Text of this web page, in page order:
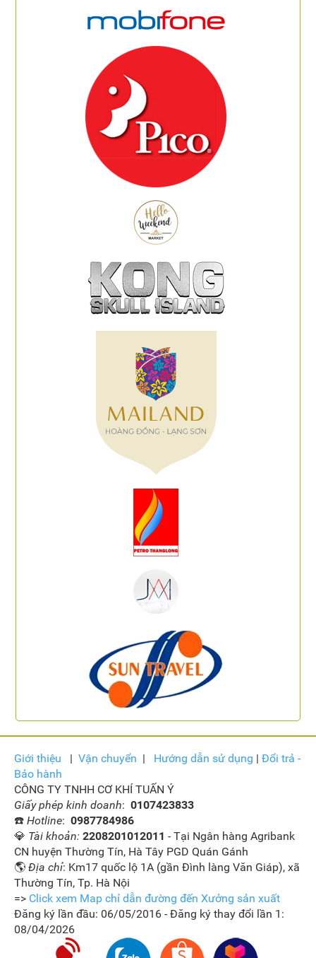
Giới thiệu | Vận chuyển | Hướng dẫn sử dụng | Đổi trả -
Bảo hành
CÔNG TY TNHH CƠ KHÍ TUẤN Ý
Giấy phép kinh doanh: 0107423833
☎️ Hotline: 0987784986
💎 Tài khoản: 2208201012011 - Tại Ngân hàng Agribank
CN huyện Thường Tín, Hà Tây PGD Quán Gánh
🌎 Địa chỉ: Km17 quốc lộ 1A (gần Đình làng Văn Giáp), xã
Thường Tín, Tp. Hà Nội
=> Click xem Map chỉ dẫn đường đến Xưởng sản xuất
Đăng ký lần đầu: 06/05/2016 - Đăng ký thay đổi lần 1:
08/04/2026